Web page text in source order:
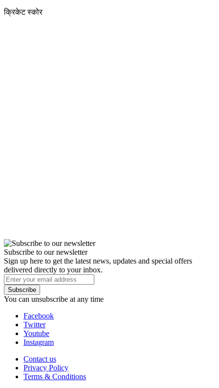
क्रिकेट स्कोर
Subscribe to our newsletter
Sign up here to get the latest news, updates and special offers
delivered directly to your inbox.
Subscribe
You can unsubscribe at any time
Facebook
Twitter
Youtube
Instagram
Contact us
Privacy Policy
Terms & Conditions